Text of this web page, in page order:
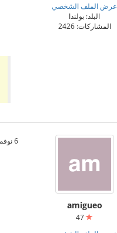
عرض الملف الشخصي
البلد: بولندا
المشاركات: 2426
amigueo
6 نوفمبر، 2023 9:52:41 ص